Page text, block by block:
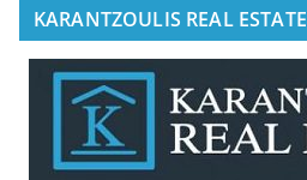
KARANTZOULIS REAL ESTATE